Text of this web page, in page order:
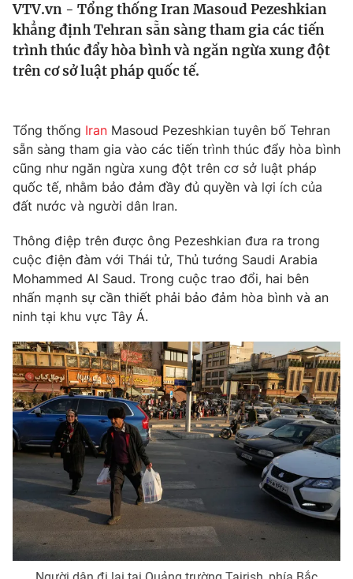
Thế giới
Tin tức
Câu chuyện quốc tế
Tài chính
Thị trường
Góc doanh nghiệp
Dữ liệu và đời sống
Truyền hình
Phim VTV
Hậu trường
Nhân vật
Khán giả
Giải sao mai
Điện ảnh
Âm nhạc
Sao
Đời sống
Du lịch
Làm đẹp
Chất lượng cuộc sống
Giáo dục
Tuyển sinh
Học trực tuyến
Công nghệ
Hitech Công nghệ tương lai
Sản phẩm
Thị trường
Giao lưu trực tuyến
Lịch phát sóng
Chuyên mục khác
Emagazine Podcast
VTV.vn - Tổng thống Iran Masoud Pezeshkian
khẳng định Tehran sẵn sàng tham gia các tiến
trình thúc đẩy hòa bình và ngăn ngừa xung đột
trên cơ sở luật pháp quốc tế.
Tổng thống Iran Masoud Pezeshkian tuyên bố Tehran
sẵn sàng tham gia vào các tiến trình thúc đẩy hòa bình
cũng như ngăn ngừa xung đột trên cơ sở luật pháp
quốc tế, nhằm bảo đảm đầy đủ quyền và lợi ích của
đất nước và người dân Iran.
Thông điệp trên được ông Pezeshkian đưa ra trong
cuộc điện đàm với Thái tử, Thủ tướng Saudi Arabia
Mohammed Al Saud. Trong cuộc trao đổi, hai bên
nhấn mạnh sự cần thiết phải bảo đảm hòa bình và an
ninh tại khu vực Tây Á.